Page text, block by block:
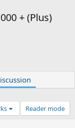
+ (Plus)
Reader mode